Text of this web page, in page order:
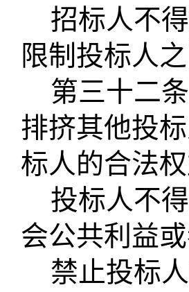
招标人不
限制投标人
第三十二条
排挤其他投
标人的合法权
投标人不
会公共利益
禁止投标